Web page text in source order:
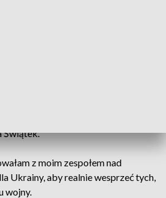
Świątek.
z moim zespołem nad
Ukrainy, aby realnie wesprzeć tych,
wojny.